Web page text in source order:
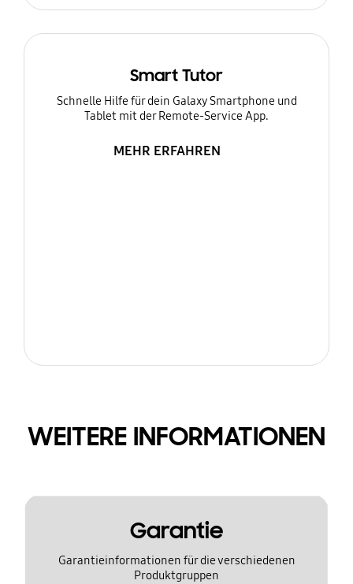
Smart Tutor
Schnelle Hilfe für dein Galaxy Smartphone und
Tablet mit der Remote-Service App.
MEHR ERFAHREN
WEITERE INFORMATIONEN
Garantie
Garantieinformationen für die verschiedenen
Produktgruppen